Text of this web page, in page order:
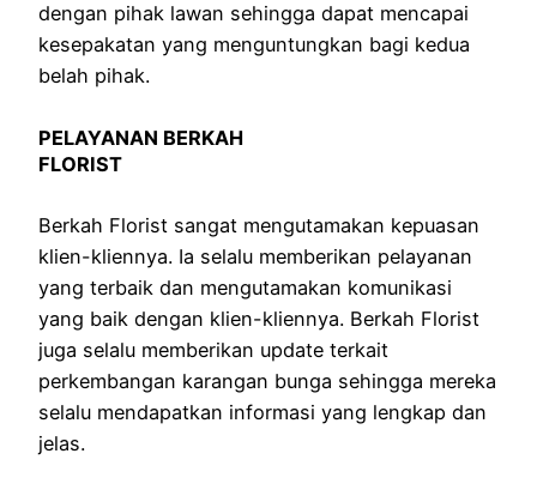
dengan pihak lawan sehingga dapat mencapai
kesepakatan yang menguntungkan bagi kedua
belah pihak.
PELAYANAN BERKAH
FLORIST
Berkah Florist sangat mengutamakan kepuasan
klien-kliennya. Ia selalu memberikan pelayanan
yang terbaik dan mengutamakan komunikasi
yang baik dengan klien-kliennya. Berkah Florist
juga selalu memberikan update terkait
perkembangan karangan bunga sehingga mereka
selalu mendapatkan informasi yang lengkap dan
jelas.